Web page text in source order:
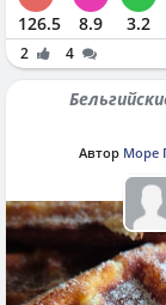
126.5 8.9 3.2
2 4
Автор Море